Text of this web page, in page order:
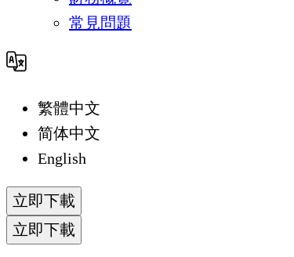
常見問題
繁體中文
简体中文
English
立即下載
立即下載